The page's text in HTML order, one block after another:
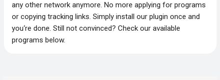
any other network anymore. No more applying for programs
or copying tracking links. Simply install our plugin once and
you‘re done. Still not convinced? Check our available
programs below.